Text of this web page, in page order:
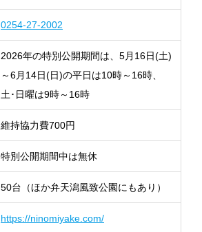
0254-27-2002
2026年の特別公開期間は、5月16日(土)
～6月14日(日)の平日は10時～16時、
土･日曜は9時～16時
維持協力費700円
特別公開期間中は無休
50台（ほか弁天潟風致公園にもあり）
https://ninomiyake.com/